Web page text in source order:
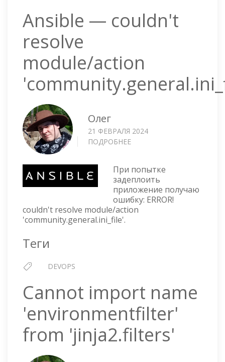
Ansible — couldn't
resolve
module/action
Олег
21 ФЕВРАЛЯ 2024
ПОДРОБНЕЕ
COULDN'T
RESOLVE
MODULE/ACTION
При попытке
задеплоить
приложение получаю
ошибку: ERROR!
couldn't resolve module/action
'community.general.ini_file'.
Теги
DEVOPS
Cannot import name
'environmentfilter'
from 'jinja2.filters'